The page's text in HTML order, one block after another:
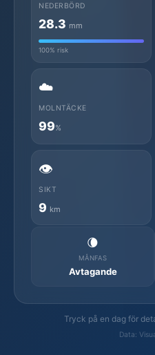
NEDERBÖRD
28.3 mm
100% risk
☁️
MOLNTÄCKE
99%
👁️
SIKT
9 km
🌘
MÅNFAS
Avtagande
Tryck på en dag för
Data: